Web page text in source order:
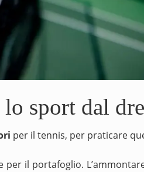
sport dal
per il tennis, per praticare
il portafoglio.